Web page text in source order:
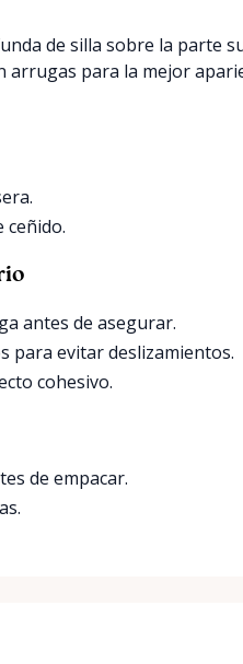
de silla sobre la parte
arrugas para la mejor
antes de asegurar.
para evitar deslizamientos.
cohesivo.
de empacar.